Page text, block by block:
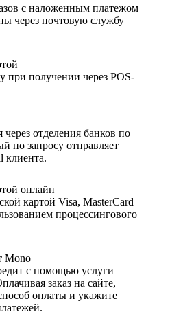
с наложенным платежом
через почтовую службу
при получении через POS-
через отделения банков по
по запросу отправляет
клиента.
онлайн
картой Visa, MasterCard
процессингового
Mono
с помощью услуги
заказ на сайте,
оплаты и укажите